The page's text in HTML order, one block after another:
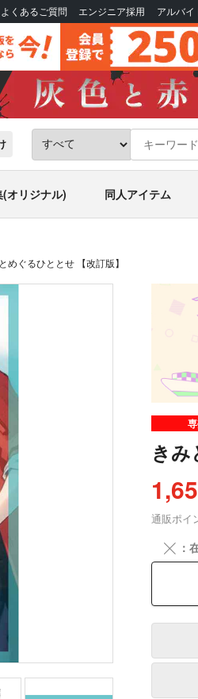
よくあるご質問 エンジニア採用 アルバイ
(オリジナル) 同人アイテム
めぐるひととせ 【改訂版】
きみ
通販ポイ
╳ ：